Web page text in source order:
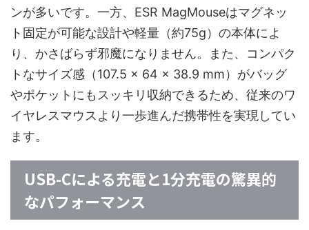
ンが多いです。一方、ESR MagMouseはマグネッ
ト固定が可能な設計や軽量（約75g）の本体によ
り、かさばらず邪魔になりません。また、コンパク
トなサイズ感（107.5 × 64 × 38.9 mm）がバッグ
やポケットにもスッキリ収納できるため、従来のワ
イヤレスマウスより一歩進んだ携帯性を実現してい
ます。
USB-Cによる充電と1分充電の驚異的
なパフォーマンス